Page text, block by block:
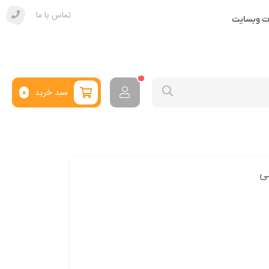
وبسایت تماس با ما
سبد خرید 0